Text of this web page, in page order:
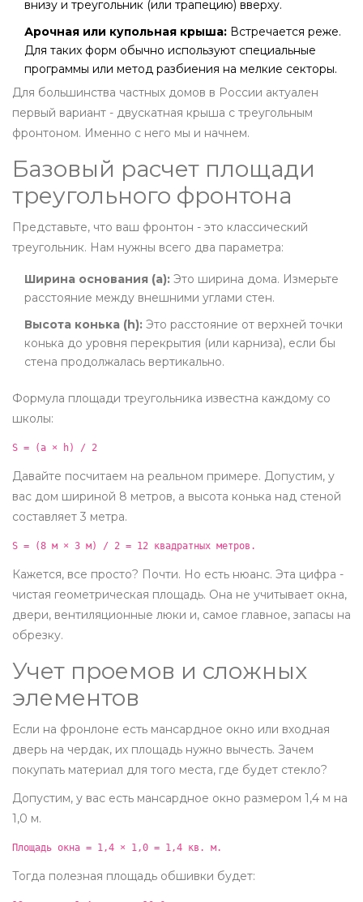
внизу и треугольник (или трапецию) вверху.
Арочная или купольная крыша: Встречается реже.
Для таких форм обычно используют специальные
программы или метод разбиения на мелкие секторы.
Для большинства частных домов в России актуален
первый вариант - двускатная крыша с треугольным
фронтоном. Именно с него мы и начнем.
Базовый расчет площади
треугольного фронтона
Представьте, что ваш фронтон - это классический
треугольник. Нам нужны всего два параметра:
Ширина основания (a): Это ширина дома. Измерьте
расстояние между внешними углами стен.
Высота конька (h): Это расстояние от верхней точки
конька до уровня перекрытия (или карниза), если бы
стена продолжалась вертикально.
Формула площади треугольника известна каждому со
школы:
S = (a × h) / 2
Давайте посчитаем на реальном примере. Допустим, у
вас дом шириной 8 метров, а высота конька над стеной
составляет 3 метра.
S = (8 м × 3 м) / 2 = 12 квадратных метров.
Кажется, все просто? Почти. Но есть нюанс. Эта цифра -
чистая геометрическая площадь. Она не учитывает окна,
двери, вентиляционные люки и, самое главное, запасы на
обрезку.
Учет проемов и сложных
элементов
Если на фронлоне есть мансардное окно или входная
дверь на чердак, их площадь нужно вычесть. Зачем
покупать материал для того места, где будет стекло?
Допустим, у вас есть мансардное окно размером 1,4 м на
1,0 м.
Площадь окна = 1,4 × 1,0 = 1,4 кв. м.
Тогда полезная площадь обшивки будет: